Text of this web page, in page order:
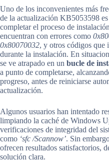
Uno de los inconvenientes más
de la actualización KB5053598
completar el proceso de
encuentran con errores como
0x80070032, y otros códigos que
durante la instalación. En
se ve atrapado en un bucle de
a punto de completarse,
progreso, antes de reiniciarse
actualización.
Algunos usuarios han intentado
limpiando la caché de Windows
verificaciones de integridad del
como ‘sfc /Scannow’. Sin
ofrecen resultados satisfactorios,
solución clara.